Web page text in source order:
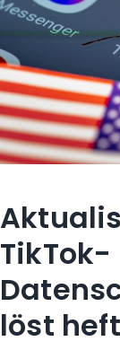
TikTok-
löst